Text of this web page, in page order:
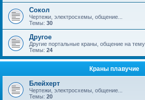
Сокол
Чертежи, электросхемы, общение...
Темы: 30
Другое
Другие портальные краны, общение на
Темы: 24
Краны плавучие
Блейхерт
Чертежи, электросхемы, общение...
Темы: 20